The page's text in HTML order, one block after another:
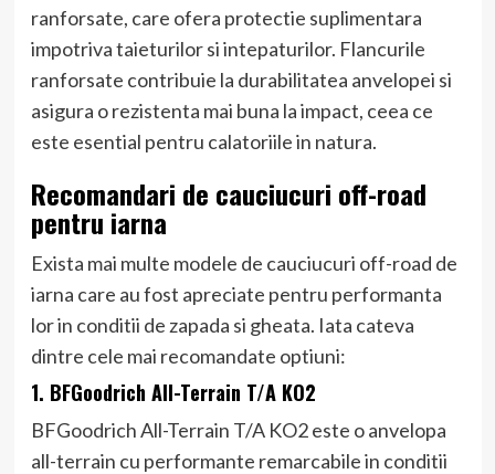
ranforsate, care ofera protectie suplimentara
impotriva taieturilor si intepaturilor. Flancurile
ranforsate contribuie la durabilitatea anvelopei si
asigura o rezistenta mai buna la impact, ceea ce
este esential pentru calatoriile in natura.
Recomandari de cauciucuri off-road
pentru iarna
Exista mai multe modele de cauciucuri off-road de
iarna care au fost apreciate pentru performanta
lor in conditii de zapada si gheata. Iata cateva
dintre cele mai recomandate optiuni:
1. BFGoodrich All-Terrain T/A KO2
BFGoodrich All-Terrain T/A KO2 este o anvelopa
all-terrain cu performante remarcabile in conditii